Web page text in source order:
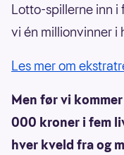
Lotto-spillerne inn i
vi én millionvinner i
Les mer om
Men før vi
000 kroner i fem
hver kveld fra og